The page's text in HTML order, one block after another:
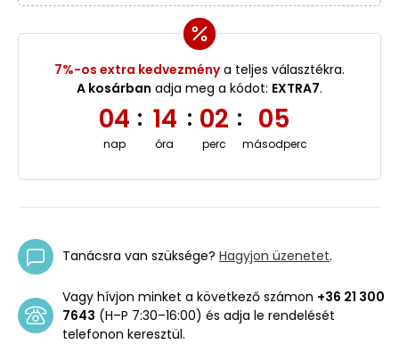
7%-os extra kedvezménya teljes választékra.
A kosárban adja meg a kódot: EXTRA7.
04
nap
: 14
óra
: 02
perc
: 05
másodperc
Tanácsra van szüksége? Hagyjon üzenetet.
Vagy hívjon minket a következő számon +36 21 300
7643 (H–P 7:30–16:00) és adja le rendelését
telefonon keresztül.